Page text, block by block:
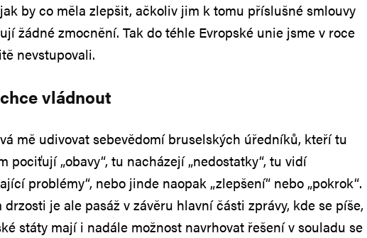
by co měla zlepšit, ačkoliv jim k tomu příslušné smlouvy
žádné zmocnění. Tak do téhle Evropské unie jsme v roce
nevstupovali.
vládnout
mě udivovat sebevědomí bruselských úředníků, kteří tu
pociťují „obavy“, tu nacházejí „nedostatky“, tu vidí
problémy“, nebo jinde naopak „zlepšení“ nebo „pokrok“.
drzosti je ale pasáž v závěru hlavní části zprávy, kde se píše,
státy mají i nadále možnost navrhovat řešení v souladu se